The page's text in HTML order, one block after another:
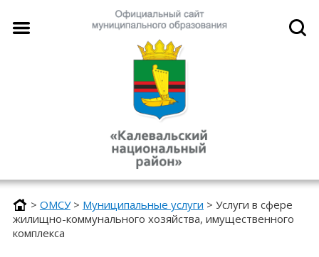
> ОМСУ > Муниципальные услуги > Услуги в сфере
жилищно-коммунального хозяйства, имущественного
комплекса